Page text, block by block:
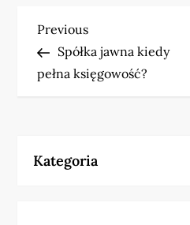
N
a
g
Previous
Post
Previous
Spółka jawna kiedy
pełna księgowość?
Kategoria